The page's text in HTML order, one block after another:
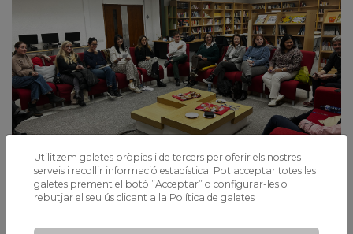
Utilitzem galetes pròpies i de tercers per oferir els nostres
serveis i recollir informació estadística. Pot acceptar totes les
galetes prement el botó ”Acceptar” o configurar-les o
rebutjar el seu ús clicant a la Política de galetes